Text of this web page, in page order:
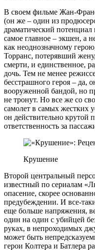
В своем фильме Жан-
(он же – один из
драматический
самое главное – экшен, а
как неоднозначному
Торранс, потерявший
смерти, и единственное,
дочь. Тем не менее
бесстрашного героя – да,
вооруженной бандой, но
не тронут. Но все же со
самолет в самых жестких
он действительно крутой
ответственность за
Крушение
Второй центральный
известный по сериалам
опасение, скорее
предубеждении. И все-
еще больше напряжения,
один на один с убийцей
руках, в непроходимых
может быть
герои Колтера и Батлера